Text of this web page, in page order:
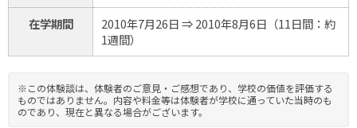
在学期間
2010年7月26日 ⇒ 2010年8月6日（11日間：約
1週間）
※この体験談は、体験者のご意見・ご感想であり、学校の価値を評価する
ものではありません。内容や料金等は体験者が学校に通っていた当時のも
のであり、現在と異なる場合がございます。